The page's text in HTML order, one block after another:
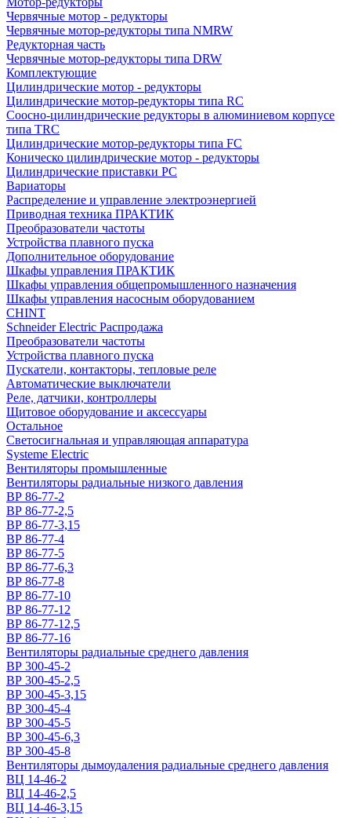
Червячные мотор - редукторы
Червячные мотор-редукторы типа NMRW
Редукторная часть
Червячные мотор-редукторы типа DRW
Комплектующие
Цилиндрические мотор - редукторы
Цилиндрические мотор-редукторы типа RC
Соосно-цилиндрические редукторы в алюминиевом корпусе
типа TRC
Цилиндрические мотор-редукторы типа FC
Коническо цилиндрические мотор - редукторы
Цилиндрические приставки PC
Вариаторы
Распределение и управление электроэнергией
Приводная техника ПРАКТИК
Преобразователи частоты
Устройства плавного пуска
Дополнительное оборудование
Шкафы управления ПРАКТИК
Шкафы управления общепромышленного назначения
Шкафы управления насосным оборудованием
CHINT
Schneider Electric Распродажа
Преобразователи частоты
Устройства плавного пуска
Пускатели, контакторы, тепловые реле
Автоматические выключатели
Реле, датчики, контроллеры
Щитовое оборудование и аксессуары
Остальное
Светосигнальная и управляющая аппаратура
Systeme Electric
Вентиляторы промышленные
Вентиляторы радиальные низкого давления
ВР 86-77-2
ВР 86-77-2,5
ВР 86-77-3,15
ВР 86-77-4
ВР 86-77-5
ВР 86-77-6,3
ВР 86-77-8
ВР 86-77-10
ВР 86-77-12
ВР 86-77-12,5
ВР 86-77-16
Вентиляторы радиальные среднего давления
ВР 300-45-2
ВР 300-45-2,5
ВР 300-45-3,15
ВР 300-45-4
ВР 300-45-5
ВР 300-45-6,3
ВР 300-45-8
Вентиляторы дымоудаления радиальные среднего давления
ВЦ 14-46-2
ВЦ 14-46-2,5
ВЦ 14-46-3,15